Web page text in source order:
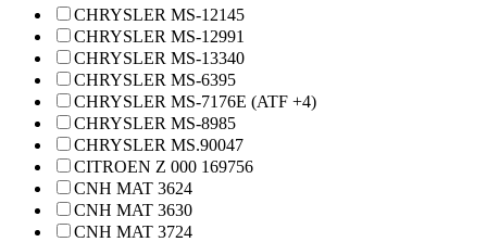
CHRYSLER MS-12145
CHRYSLER MS-12991
CHRYSLER MS-13340
CHRYSLER MS-6395
CHRYSLER MS-7176E (ATF +4)
CHRYSLER MS-8985
CHRYSLER MS.90047
CITROEN Z 000 169756
CNH MAT 3624
CNH MAT 3630
CNH MAT 3724